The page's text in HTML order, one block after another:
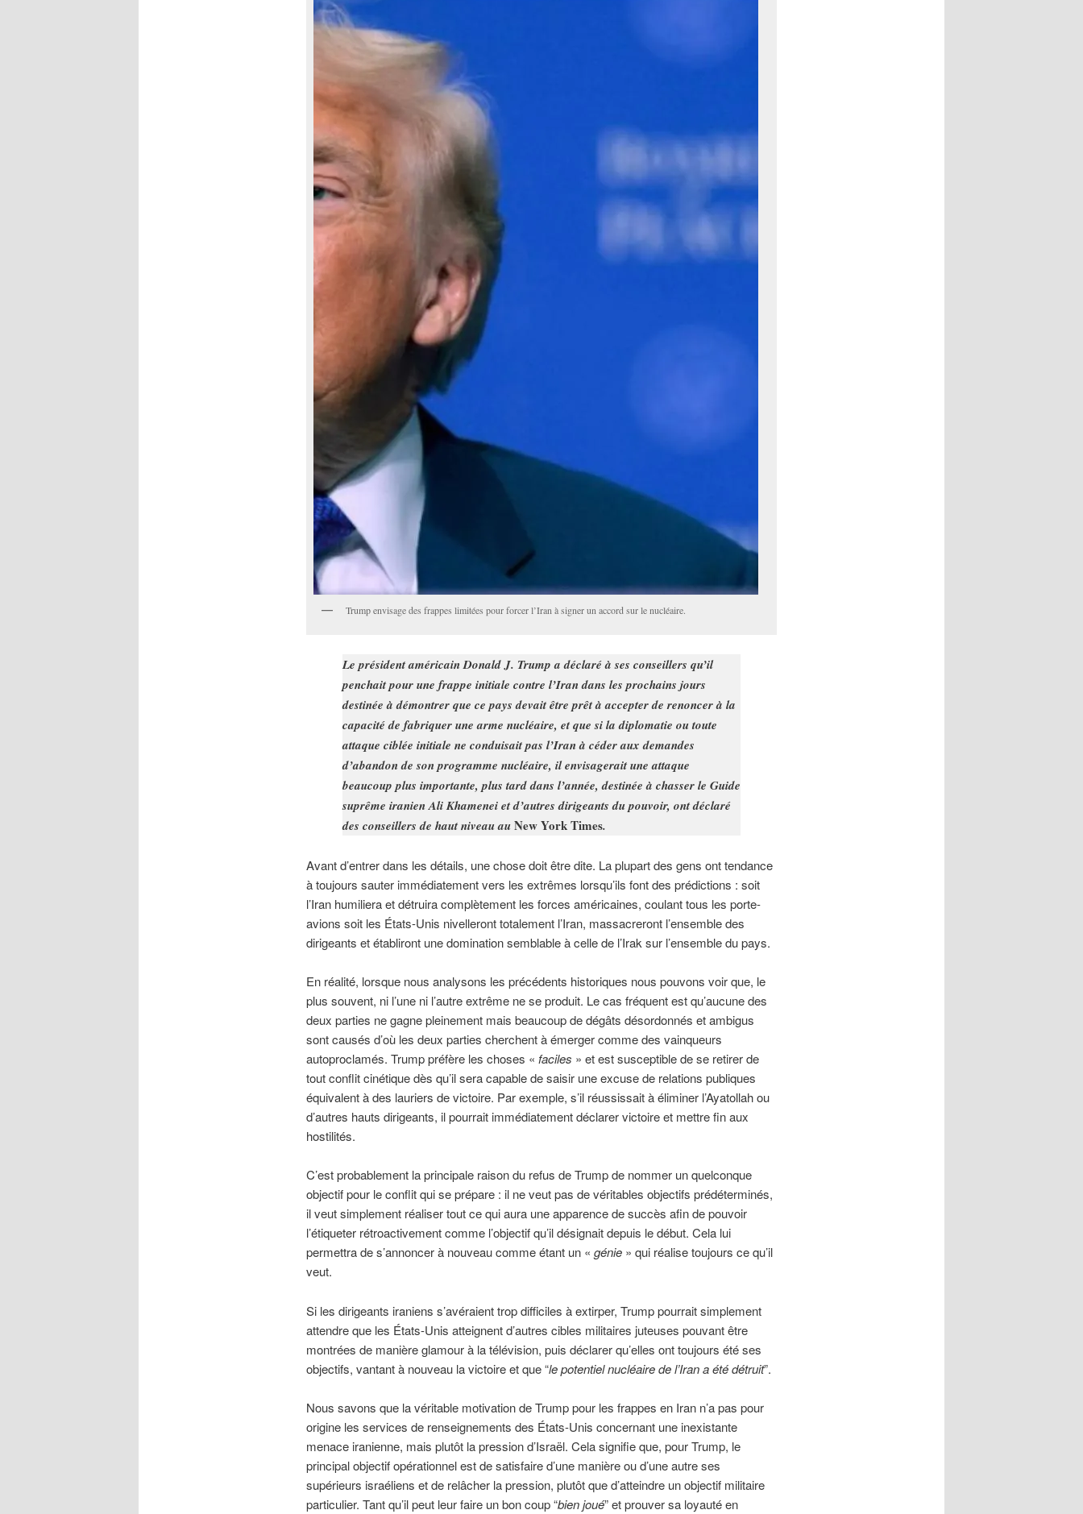
Trump envisage des frappes limitées pour forcer l’Iran à signer un accord sur le nucléaire.
Le président américain Donald J. Trump a déclaré à ses conseillers qu’il
penchait pour une frappe initiale contre l’Iran dans les prochains jours
destinée à démontrer que ce pays devait être prêt à accepter de renoncer à la
capacité de fabriquer une arme nucléaire, et que si la diplomatie ou toute
attaque ciblée initiale ne conduisait pas l’Iran à céder aux demandes
d’abandon de son programme nucléaire, il envisagerait une attaque
beaucoup plus importante, plus tard dans l’année, destinée à chasser le Guide
suprême iranien Ali Khamenei et d’autres dirigeants du pouvoir, ont déclaré
des conseillers de haut niveau auNew York Times.
Avant d’entrer dans les détails, une chose doit être dite. La plupart des gens ont tendance
à toujours sauter immédiatement vers les extrêmes lorsqu’ils font des prédictions : soit
l’Iran humiliera et détruira complètement les forces américaines, coulant tous les porte-
avions soit les États-Unis nivelleront totalement l’Iran, massacreront l’ensemble des
dirigeants et établiront une domination semblable à celle de l’Irak sur l’ensemble du pays.
En réalité, lorsque nous analysons les précédents historiques nous pouvons voir que, le
plus souvent, ni l’une ni l’autre extrême ne se produit. Le cas fréquent est qu’aucune des
deux parties ne gagne pleinement mais beaucoup de dégâts désordonnés et ambigus
sont causés d’où les deux parties cherchent à émerger comme des vainqueurs
autoproclamés. Trump préfère les choses « faciles » et est susceptible de se retirer de
tout conflit cinétique dès qu’il sera capable de saisir une excuse de relations publiques
équivalent à des lauriers de victoire. Par exemple, s’il réussissait à éliminer l’Ayatollah ou
d’autres hauts dirigeants, il pourrait immédiatement déclarer victoire et mettre fin aux
hostilités.
C’est probablement la principale raison du refus de Trump de nommer un quelconque
objectif pour le conflit qui se prépare : il ne veut pas de véritables objectifs prédéterminés,
il veut simplement réaliser tout ce qui aura une apparence de succès afin de pouvoir
l’étiqueter rétroactivement comme l’objectif qu’il désignait depuis le début. Cela lui
permettra de s’annoncer à nouveau comme étant un « génie» qui réalise toujours ce qu’il
veut.
Si les dirigeants iraniens s’avéraient trop difficiles à extirper, Trump pourrait simplement
attendre que les États-Unis atteignent d’autres cibles militaires juteuses pouvant être
montrées de manière glamour à la télévision, puis déclarer qu’elles ont toujours été ses
objectifs, vantant à nouveau la victoire et que “le potentiel nucléaire de l’Iran a été détruit”.
Nous savons que la véritable motivation de Trump pour les frappes en Iran n’a pas pour
origine les services de renseignements des États-Unis concernant une inexistante
menace iranienne, mais plutôt la pression d’Israël. Cela signifie que, pour Trump, le
principal objectif opérationnel est de satisfaire d’une manière ou d’une autre ses
supérieurs israéliens et de relâcher la pression, plutôt que d’atteindre un objectif militaire
particulier. Tant qu’il peut leur faire un bon coup “bien joué” et prouver sa loyauté en